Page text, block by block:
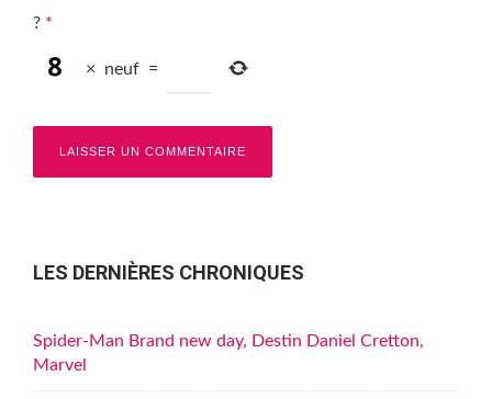
? *
× neuf =
LES DERNIÈRES CHRONIQUES
Spider-Man Brand new day, Destin Daniel Cretton,
Marvel